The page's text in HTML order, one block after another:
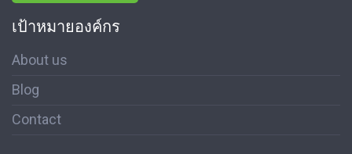
เป้าหมายองค์กร
About us
Blog
Contact